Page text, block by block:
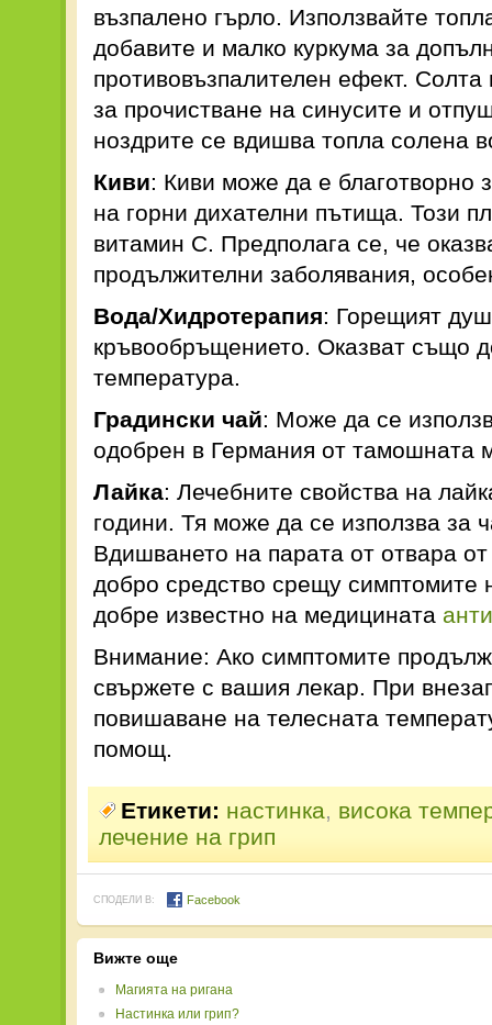
възпалено гърло. Използвайте
добавите и малко куркума за
противовъзпалителен ефект.
за прочистване на синусите и
ноздрите се вдишва топла солена
Киви: Киви може да е благотворно
на горни дихателни пътища. Този
витамин С. Предполага се, че
продължителни заболявания,
Вода/Хидротерапия: Горещият
кръвообръщението. Оказват също
температура.
Градински чай: Може да се
одобрен в Германия от тамошната
Лайка: Лечебните свойства на
години. Тя може да се използва за
Вдишването на парата от отвара
добро средство срещу симптомите
добре известно на медицината
Внимание: Ако симптомите
свържете с вашия лекар. При
повишаване на телесната
помощ.
Етикети: настинка, висока
лечение на грип
СПОДЕЛИ В: Facebook
Вижте още
Магията на ригана
Настинка или грип?